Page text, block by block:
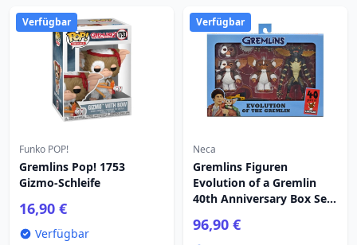
Verfügbar
Funko POP!
Gremlins Pop! 1753
Gizmo-Schleife
16,90 €
Verfügbar
Verfügbar
Neca
Gremlins Figuren
Evolution of a Gremlin
40th Anniversary Box Set
96,90 €